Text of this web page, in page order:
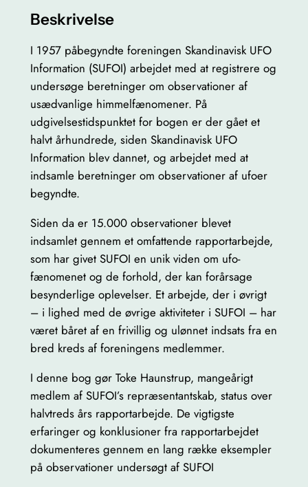
u
f
o
e
r
–
E
-
B
O
G
n
t
a
l
Beskrivelse
I 1957 påbegyndte foreningen Skandinavisk UFO
Information (SUFOI) arbejdet med at registrere og
undersøge beretninger om observationer af
usædvanlige himmelfænomener. På
udgivelsestidspunktet for bogen er der gået et
halvt århundrede, siden Skandinavisk UFO
Information blev dannet, og arbejdet med at
indsamle beretninger om observationer af ufoer
begyndte.
Siden da er 15.000 observationer blevet
indsamlet gennem et omfattende rapportarbejde,
som har givet SUFOI en unik viden om ufo-
fænomenet og de forhold, der kan forårsage
besynderlige oplevelser. Et arbejde, der i øvrigt
– i lighed med de øvrige aktiviteter i SUFOI – har
været båret af en frivillig og ulønnet indsats fra en
bred kreds af foreningens medlemmer.
I denne bog gør Toke Haunstrup, mangeårigt
medlem af SUFOI’s repræsentantskab, status over
halvtreds års rapportarbejde. De vigtigste
erfaringer og konklusioner fra rapportarbejdet
dokumenteres gennem en lang række eksempler
på observationer undersøgt af SUFOI